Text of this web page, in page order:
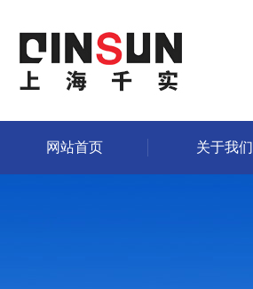
网站首页 关于我们